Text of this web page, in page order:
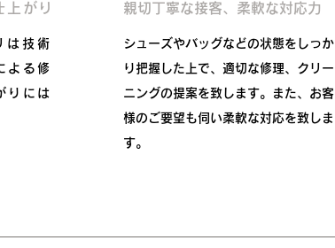
上がり
は技術
よる修
りには
親切丁寧な接客、柔軟な対応力
シューズやバッグなどの状態をしっか
り把握した上で、適切な修理、クリー
ニングの提案を致します。また、お客
様のご要望も伺い柔軟な対応を致しま
す。